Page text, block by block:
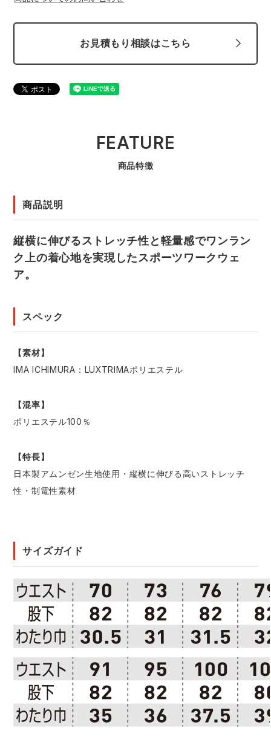
防寒
ビッグボーン商事株式会社
お見積もり相談はこちら
FEATURE
商品特徴
商品説明
縦横に伸びるストレッチ性と軽量感でワンラン
ク上の着心地を実現したスポーツワークウェ
ア。
スペック
【素材】
IMA ICHIMURA：LUXTRIMAポリエステル
【混率】
ポリエステル100％
【特長】
日本製アムンゼン生地使用・縦横に伸びる高いストレッチ
性・制電性素材
サイズガイド